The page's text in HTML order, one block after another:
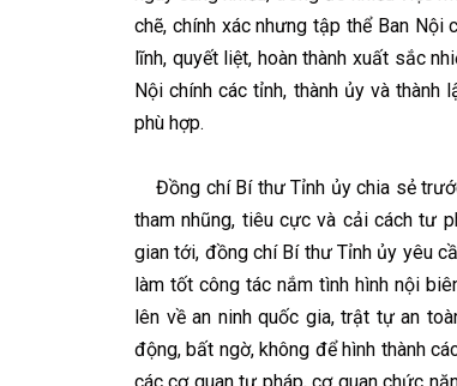
chẽ, chính xác nhưng tập thể Ban
lĩnh, quyết liệt, hoàn thành xuất sắc
Nội chính các tỉnh, thành ủy và
phù hợp.
Đồng chí Bí thư Tỉnh ủy chia sẻ
tham nhũng, tiêu cực và cải cách tư
gian tới, đồng chí Bí thư Tỉnh ủy yêu
làm tốt công tác nắm tình hình nội
lên về an ninh quốc gia, trật tự an
động, bất ngờ, không để hình thành